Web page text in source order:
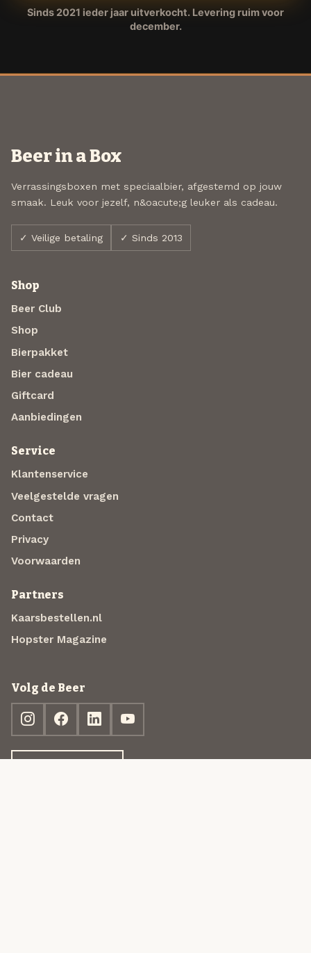
Sinds 2021 ieder jaar uitverkocht. Levering ruim voor
december.
Beer in a Box
Verrassingsboxen met speciaalbier, afgestemd op jouw
smaak. Leuk voor jezelf, n&oacute;g leuker als cadeau.
✓ Veilige betaling ✓ Sinds 2013
Shop
Beer Club
Shop
Bierpakket
Bier cadeau
Giftcard
Aanbiedingen
Service
Klantenservice
Veelgestelde vragen
Contact
Privacy
Voorwaarden
Partners
Kaarsbestellen.nl
Hopster Magazine
Volg de Beer